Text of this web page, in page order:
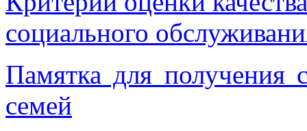
социального
Памятка для получения
семей